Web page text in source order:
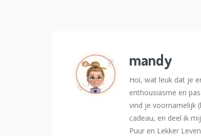
mandy
Hoi, wat leuk dat je
enthousiasme en
vind je voornamelijk
cadeau, en deel ik
Puur en Lekker